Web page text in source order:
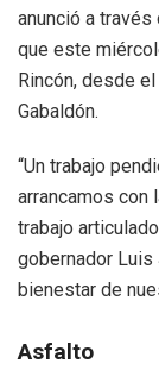
anunció a
que este
Rincón, desde
Gabaldón.
“Un trabajo
arrancamos con
trabajo
gobernador
bienestar de
Asfalto